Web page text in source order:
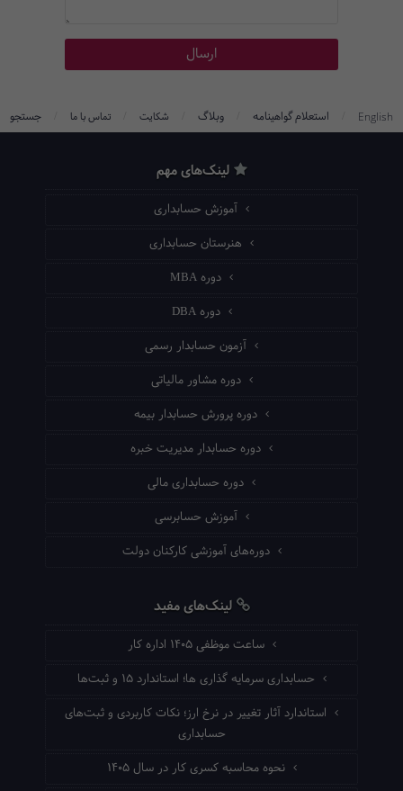
English استعلام گواهینامه وبلاگ شکایت تماس با ما جستجو
لینک‌های مهم
آموزش حسابداری
هنرستان حسابداری
دوره MBA
دوره DBA
آزمون حسابدار رسمی
دوره مشاور مالیاتی
دوره پرورش حسابدار بیمه
دوره حسابدار مدیریت خبره
دوره حسابداری مالی
آموزش حسابرسی
دوره‌های آموزشی کارکنان دولت
لینک‌های مفید
ساعت موظفی ۱۴۰۵ اداره کار
حسابداری سرمایه گذاری ها؛ استاندارد ۱۵ و ثبت‌ها
استاندارد آثار تغییر در نرخ ارز؛ نکات کاربردی و ثبت‌های
حسابداری
نحوه محاسبه کسری کار در سال ۱۴۰۵